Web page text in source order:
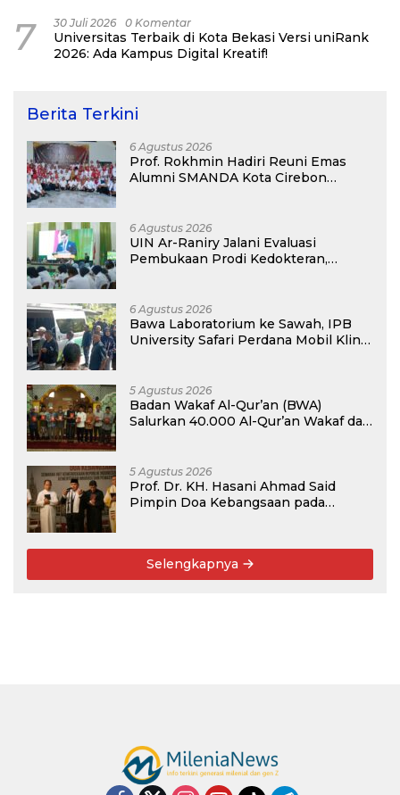
7 30 Juli 2026 0 Komentar
Universitas Terbaik di Kota Bekasi Versi uniRank
2026: Ada Kampus Digital Kreatif!
Berita Terkini
6 Agustus 2026
Prof. Rokhmin Hadiri Reuni Emas
Alumni SMANDA Kota Cirebon
6 Agustus 2026
UIN Ar-Raniry Jalani Evaluasi
Pembukaan Prodi Kedokteran,
6 Agustus 2026
Bawa Laboratorium ke Sawah, IPB
University Safari Perdana Mobil Klinik
5 Agustus 2026
Badan Wakaf Al-Qur’an (BWA)
Salurkan 40.000 Al-Qur’an Wakaf dan
5 Agustus 2026
Prof. Dr. KH. Hasani Ahmad Said
Pimpin Doa Kebangsaan pada
Pemasyarakatan RI
Selengkapnya